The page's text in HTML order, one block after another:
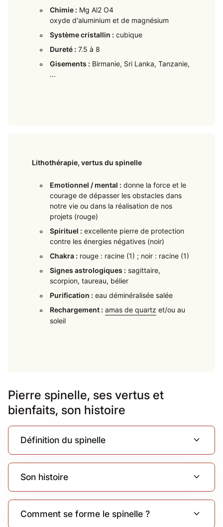
Chimie : Mg Al2 O4
oxyde d'aluminium et de magnésium
Système cristallin : cubique
Dureté : 7.5 à 8
Gisements : Birmanie, Sri Lanka, Tanzanie,
...
Lithothérapie, vertus du spinelle
Emotionnel / mental : donne la force et le
courage de dépasser les obstacles dans
notre vie ou dans la réalisation de nos
projets (rouge)
Spirituel : excellente pierre de protection
contre les énergies négatives (noir)
Chakra : rouge : racine (1) ; noir : racine (1)
Signes astrologiques : sagittaire,
scorpion, taureau, bélier
Purification : eau déminéralisée salée
Rechargement : amas de quartz et/ou au
soleil
Pierre spinelle, ses vertus et
bienfaits, son histoire
Définition du spinelle expand_more
Son histoire expand_more
Comment se forme le spinelle ? expand_more